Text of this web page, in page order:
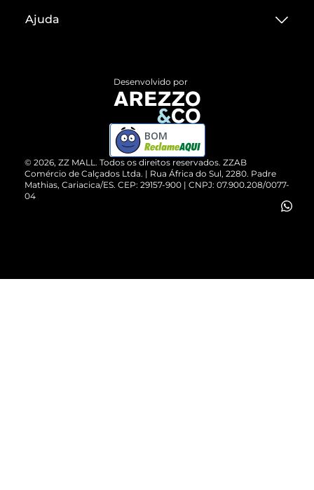
Termos de Uso
ZZ MALL é confiável
Cartão Presente
Vendas Corporativas
Ajuda
Devolução do Produto
Compre pelo WhatsApp
© 2026, ZZ MALL. Todos os direitos reservados. ZZAB
Comércio de Calçados Ltda. | Rua África do Sul, 2280. Padre
Mathias, Cariacica/ES. CEP: 29157-900 | CNPJ: 07.900.208/0077-
04
Desenvolvido por
BOM